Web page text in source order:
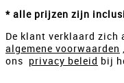
* alle prijzen zijn
De klant verklaard zich
algemene voorwaarden ,
ons privacy beleid bij